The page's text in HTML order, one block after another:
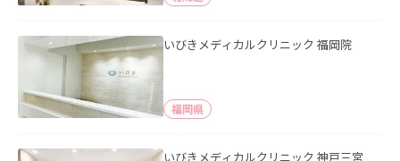
いびきメディカルクリニック 福岡院
福岡県
いびきメディカルクリニック 神戸三宮